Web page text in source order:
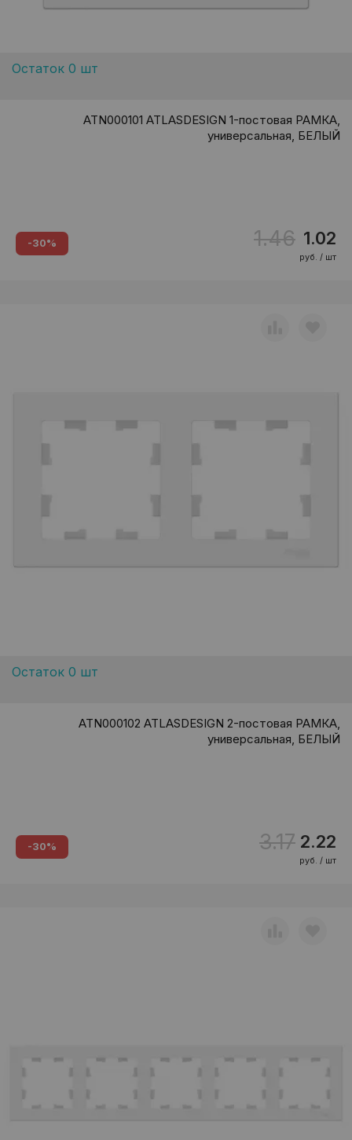
Остаток 0 шт
ATN000101 ATLASDESIGN 1-постовая РАМКА,
универсальная, БЕЛЫЙ
-30% 1.46 1.02
руб. / шт
Остаток 0 шт
ATN000102 ATLASDESIGN 2-постовая РАМКА,
универсальная, БЕЛЫЙ
-30% 3.17 2.22
руб. / шт